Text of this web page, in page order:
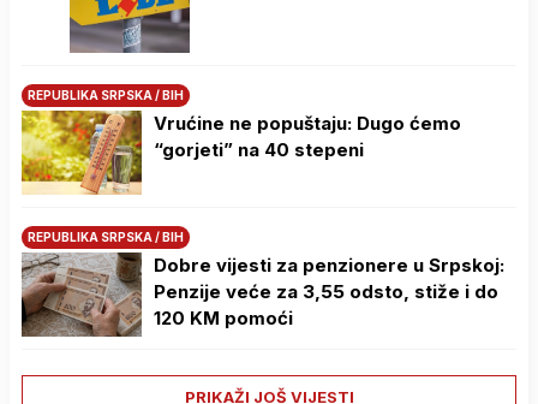
REPUBLIKA SRPSKA / BIH
Vrućine ne popuštaju: Dugo ćemo
“gorjeti” na 40 stepeni
REPUBLIKA SRPSKA / BIH
Dobre vijesti za penzionere u Srpskoj:
Penzije veće za 3,55 odsto, stiže i do
120 KM pomoći
PRIKAŽI JOŠ VIJESTI